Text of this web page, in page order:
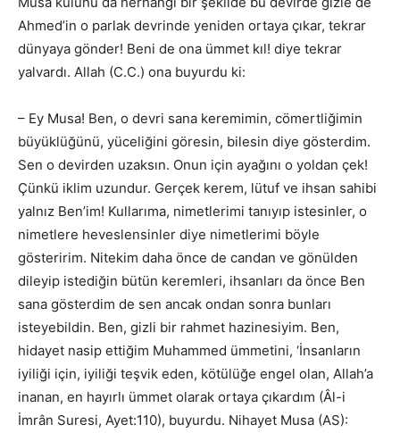
Ahmed’in o parlak devrinde yeniden ortaya çıkar, tekrar
dünyaya gönder! Beni de ona ümmet kıl! diye tekrar
yalvardı. Allah (C.C.) ona buyurdu ki:
– Ey Musa! Ben, o devri sana keremimin, cömertliğimin
büyüklüğünü, yüceliğini göresin, bilesin diye gösterdim.
Sen o devirden uzaksın. Onun için ayağını o yoldan çek!
Çünkü iklim uzundur. Gerçek kerem, lütuf ve ihsan sahibi
yalnız Ben’im! Kullarıma, nimetlerimi tanıyıp istesinler, o
nimetlere heveslensinler diye nimetlerimi böyle
gösteririm. Nitekim daha önce de candan ve gönülden
dileyip istediğin bütün keremleri, ihsanları da önce Ben
sana gösterdim de sen ancak ondan sonra bunları
isteyebildin. Ben, gizli bir rahmet hazinesiyim. Ben,
hidayet nasip ettiğim Muhammed ümmetini, ‘İnsanların
iyiliği için, iyiliği teşvik eden, kötülüğe engel olan, Allah’a
inanan, en hayırlı ümmet olarak ortaya çıkardım (Âl-i
İmrân Suresi, Ayet:110), buyurdu. Nihayet Musa (AS):